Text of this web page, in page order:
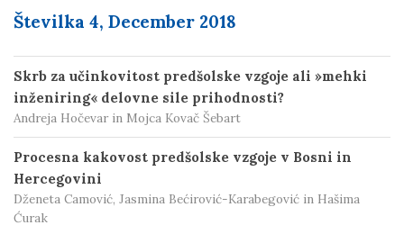
Raziskovalni podatki
Cenik
Navodila avtorjem
Recenzentski postopek
Etika objavljanja
Tematska vabila avtorjem
KONTAKT
Številka 4, December 2018
Skrb za učinkovitost predšolske vzgoje ali »mehki
inženiring« delovne sile prihodnosti?
Andreja Hočevar in Mojca Kovač Šebart
Procesna kakovost predšolske vzgoje v Bosni in
Hercegovini
Dženeta Camović, Jasmina Bećirović-Karabegović in Hašima
Ćurak